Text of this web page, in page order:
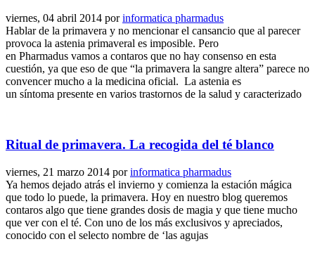
viernes, 04 abril 2014 porinformatica pharmadus
Hablar de la primavera y no mencionar el cansancio que al parecer
provoca la astenia primaveral es imposible. Pero
en Pharmadus vamos a contaros que no hay consenso en esta
cuestión, ya que eso de que “la primavera la sangre altera” parece no
convencer mucho a la medicina oficial. La astenia es
un síntoma presente en varios trastornos de la salud y caracterizado
Ritual de primavera. La recogida del té blanco
viernes, 21 marzo 2014 porinformatica pharmadus
Ya hemos dejado atrás el invierno y comienza la estación mágica
que todo lo puede, la primavera. Hoy en nuestro blog queremos
contaros algo que tiene grandes dosis de magia y que tiene mucho
que ver con el té. Con uno de los más exclusivos y apreciados,
conocido con el selecto nombre de ‘las agujas